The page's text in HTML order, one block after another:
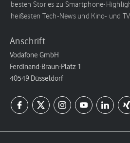
besten Stories zu Smartphone-
heißesten Tech-News und Kino- und
Anschrift
Vodafone GmbH
Ferdinand-Braun-Platz 1
40549 Düsseldorf